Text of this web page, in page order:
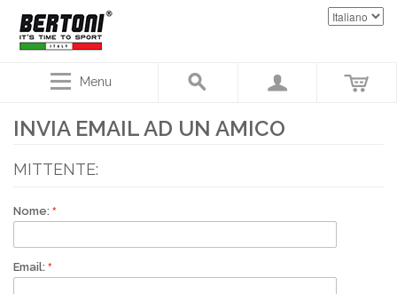
Menu
INVIA EMAIL AD UN AMICO
MITTENTE:
Nome:
Email: